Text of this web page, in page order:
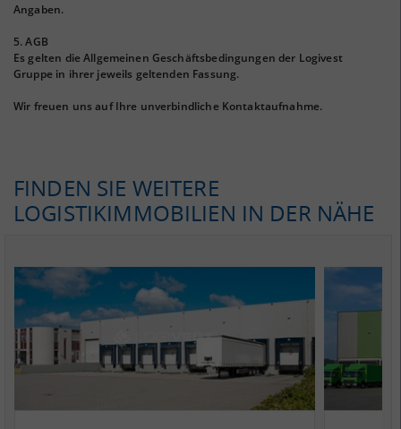
Angaben.
5. AGB
Es gelten die Allgemeinen Geschäftsbedingungen der Logivest
Gruppe in ihrer jeweils geltenden Fassung.
Wir freuen uns auf Ihre unverbindliche Kontaktaufnahme.
FINDEN SIE WEITERE
LOGISTIKIMMOBILIEN IN DER NÄHE